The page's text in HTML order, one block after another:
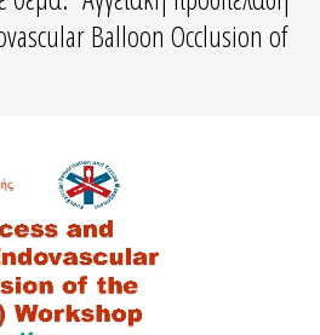
Balloon Occlusion of